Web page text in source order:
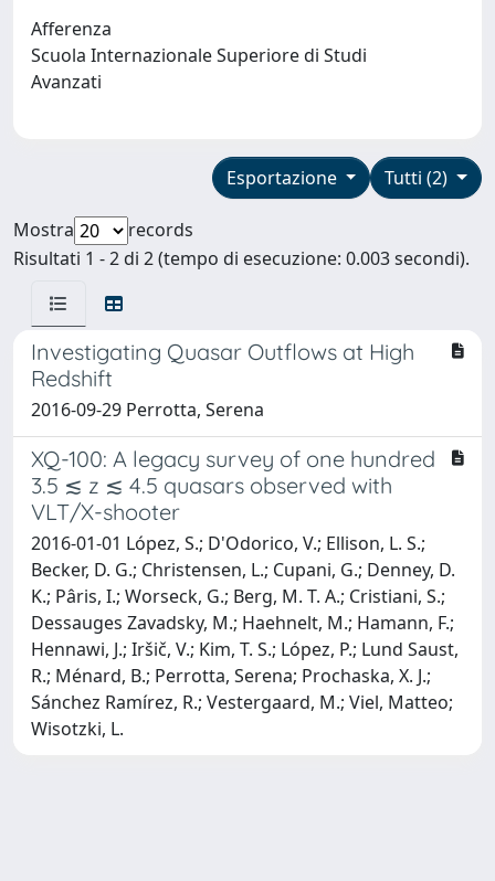
Afferenza
Scuola Internazionale Superiore di Studi
Avanzati
Tutti (2)
Esportazione
Mostra
records
Risultati 1 - 2 di 2 (tempo di esecuzione: 0.003 secondi).
Investigating Quasar Outflows at High
Redshift
2016-09-29 Perrotta, Serena
XQ-100: A legacy survey of one hundred
3.5 ≲ z ≲ 4.5 quasars observed with
VLT/X-shooter
2016-01-01 López, S.; D'Odorico, V.; Ellison, L. S.;
Becker, D. G.; Christensen, L.; Cupani, G.; Denney, D.
K.; Pâris, I.; Worseck, G.; Berg, M. T. A.; Cristiani, S.;
Dessauges Zavadsky, M.; Haehnelt, M.; Hamann, F.;
Hennawi, J.; Iršič, V.; Kim, T. S.; López, P.; Lund Saust,
R.; Ménard, B.; Perrotta, Serena; Prochaska, X. J.;
Sánchez Ramírez, R.; Vestergaard, M.; Viel, Matteo;
Wisotzki, L.